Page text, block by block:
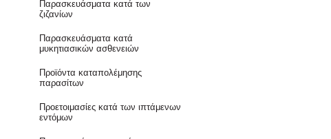
Παρασκευάσματα κατά των
ζιζανίων
Παρασκευάσματα κατά
μυκητιασικών ασθενειών
Προϊόντα καταπολέμησης
παρασίτων
Προετοιμασίες κατά των ιπτάμενων
εντόμων